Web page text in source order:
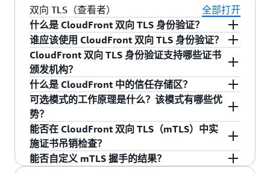
信用卡数据进行加密。从那时起，只有拥有私钥
的应用程序才能解密敏感字段。因此，订单履行
服务只能查看加密的信用卡号，但付款服务可以
解密信用卡数据。这可以确保更高的安全性，因
为即使其中一个应用程序服务泄露了密文，数据
仍然受到密码保护。
量。与专用 IP 自定义 SSL 一样，CloudFront 也是
从每个 Amazon CloudFront 边缘站点分发内容，
同时具备与专用 IP 自定义 SSL 功能相同的安全
性。SNI 自定义 SSL 可使用大部分现代浏览器，包
括 Chrome V 6 和更高版本（运行于 Windows XP
和更高版本或 OS X 10.5.7 和更高版本上之上）、
Safari V 3 和更高版本（运行于 Windows Vista 和
更高版本或 Mac OS X 10.5.6. 和更高版本之
上）、Firefox 2.0 和更高版本，以及 Internet
Explorer 7 和更高版本（运行于 Windows Vista 和
更高版本之上）。不支持 SNI 的较老浏览器无法
请注意，CloudFront 仍然支持使用您从第三方证
书机构获得并上传至 IAM 证书存储的证书。
击。AWS Shield Standard 可以保护所有 AWS 客
户免受常见的、较为频繁的基础设施层（第 3 层
和第 4 层）攻击（如 SYN/UDP 洪泛、反射攻击
和其他攻击），确保 AWS 上的应用程序具有较高
的可用性。
您可以为 CloudFront 分发关联 AWS WAF 并启用
AntiDDoS AMR 功能，该功能专门用于自动缓解涉
及 HTTP 请求泛洪的应用程序攻击。AWS 通过
AntiDDoS AMR 检测并缓解的攻击流量，不会向您
收费。
集成，AWS WAF 是一个 Web 应用程序防火墙，
让您能够根据 IP 地址、HTTP 标头和自定义 URI
字符串配置规则，从而有助于保护 Web 应用程序
免受攻击。借助这些规则，AWS WAF 能够阻止、
允许或监控（统计）Web 应用程序的 Web 请求。
要了解更多信息，请参阅AWS WAF 开发人员指
南。
CloudFront 提供两种完全托管的方式来保护您的
源：
源访问控制（OAC）：CloudFront 源访问控制
（OAC）是一种安全功能，可限制对Amazon
Simple Storage Service（S3）源、AWS
Elemental源和 Lambda 函数 URL 的访问，确
保只有 CloudFront 可以访问内容。
VPC 源：CloudFront 虚拟私有云（VPC）源允
许您使用 Amazon CloudFront 从托管在 VPC
私有子网中的应用程序传送内容。您可以将应
用程序负载均衡器（ALB）、网络负载均衡器
双向 TLS（查看者）
全部打开
什么是 CloudFront 双向 TLS 身份验证？
CloudFront 双向 TLS（mTLS）身份验证是一项全
新安全功能，可在边缘节点通过 X.509 证书实现
客户端与 CloudFront 之间基于证书的双向身份验
证。在双向 TLS 身份验证中，客户端与
CloudFront 会在 TLS 握手阶段通过数字证书互相
验证身份，为应用程序提供更强的安全保障。
您可以通过包含证书颁发机构（CA）证书的信任
存储区，为 CloudFront 分发配置 mTLS 身份验
谁应该使用 CloudFront 双向 TLS 身份验证？
CloudFront 双向 TLS 身份验证适用于需要强大
的、基于证书的客户端身份验证，同时又要保持
全球性能和可扩展性的组织。双向身份验证让您
可以对客户端访问进行精细化管控，在整个全球
基础设施上管理、监控和吊销访问权限。
对于设备和内容验证
设备（自签发或第三方证书）访问应用程序或缓
CloudFront 双向 TLS 身份验证支持哪些证书
颁发机构？
CloudFront 双向 TLS 身份验证同时支持来自 AWS
Certificate Manager 私有证书颁发机构以及第三方
私有证书颁发机构签发的证书。您可以将 CA 证书
包上传至 Amazon S3，并将其以 PEM 格式导入到
CloudFront 信任存储区，其中包括构成证书信任
链的根证书和中间证书。
什么是 CloudFront 中的信任存储区？
信任存储区是存放证书颁发机构（CA）证书的存
储库，CloudFront 在双向 TLS 身份验证过程中会
使用该存储库来验证客户端证书。信任存储区包
含根 CA 证书和中间 CA 证书，这些证书用于构建
客户端证书身份验证所需的信任链。
可选模式的工作原理是什么？该模式有哪些优
势？
CloudFront 提供一种可选的身份验证模式：在客
户端出示证书时对证书进行验证，同时也允许不
带证书的连接。该模式非常适合逐步迁移至基于
能否在 CloudFront 双向 TLS（mTLS）中实
施证书吊销检查？
您可通过 CloudFront 连接函数和 KeyValueStore
能否自定义 mTLS 握手的结果？